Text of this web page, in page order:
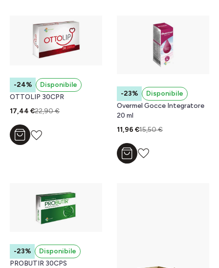
-24%
Disponibile
OTTOLIP 30CPR
17,44 €22,90 €
Aggiungi al carrello
-23%
Disponibile
Overmel Gocce Integratore
20 ml
11,96 €15,50 €
Aggiungi al carrello
-23%
Disponibile
PROBUTIR 30CPS